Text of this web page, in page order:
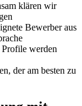
klären wir
Bewerber aus
werden
der am besten zu